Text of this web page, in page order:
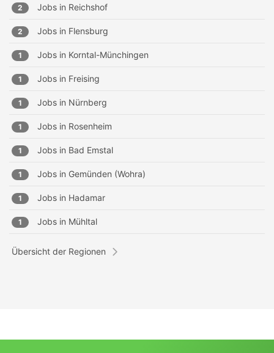
2 Jobs in Reichshof
2 Jobs in Flensburg
1 Jobs in Korntal-Münchingen
1 Jobs in Freising
1 Jobs in Nürnberg
1 Jobs in Rosenheim
1 Jobs in Bad Emstal
1 Jobs in Gemünden (Wohra)
1 Jobs in Hadamar
1 Jobs in Mühltal
Übersicht der Regionen